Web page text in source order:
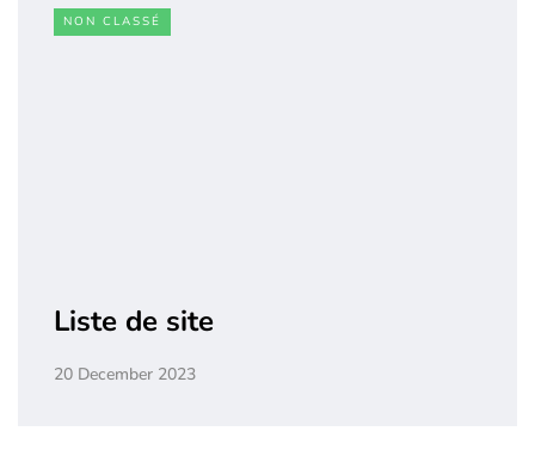
NON CLASSÉ
Liste de site
20 December 2023